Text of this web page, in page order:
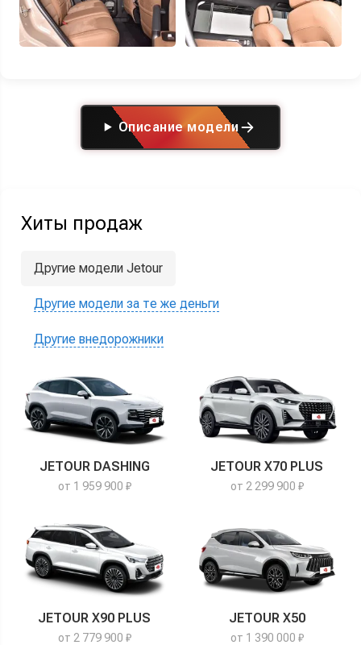
Описание модели
Хиты продаж
Другие модели Jetour
Другие модели за те же деньги
Другие внедорожники
JETOUR DASHING
от 1 959 900 ₽
JETOUR X70 PLUS
от 2 299 900 ₽
JETOUR X90 PLUS
от 2 779 900 ₽
JETOUR X50
от 1 390 000 ₽